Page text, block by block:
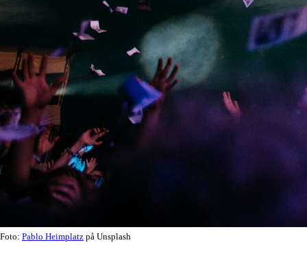
Foto: Pablo Heimplatz på Unsplash